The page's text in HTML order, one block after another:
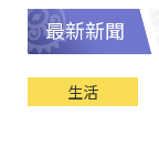
最新新聞
生活